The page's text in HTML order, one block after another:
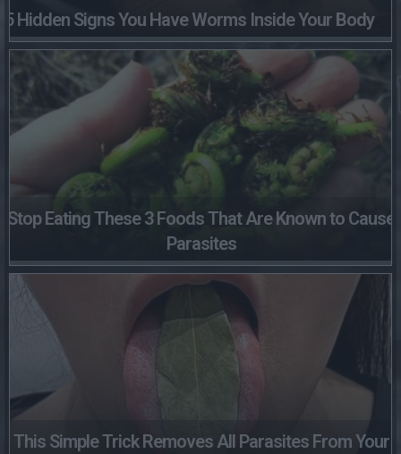
5 Hidden Signs You Have Worms Inside Your Body
Stop Eating These 3 Foods That Are Known to Cause
Parasites
This Simple Trick Removes All Parasites From Your